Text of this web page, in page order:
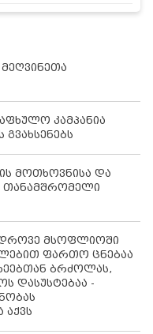
კამპანია
მოთხოვნისა და
თანამშრომელი
მსოფლიოში
ფართო ცნებაა
ბრძოლას,
დასუსტებაა -
აქვს